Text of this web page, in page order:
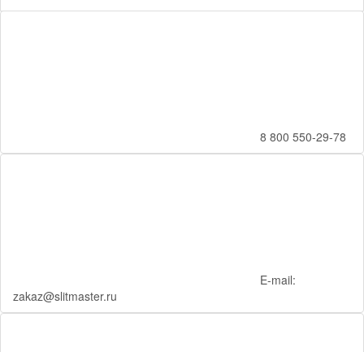
8 800 550-29-78
E-mail:
zakaz@slitmaster.ru